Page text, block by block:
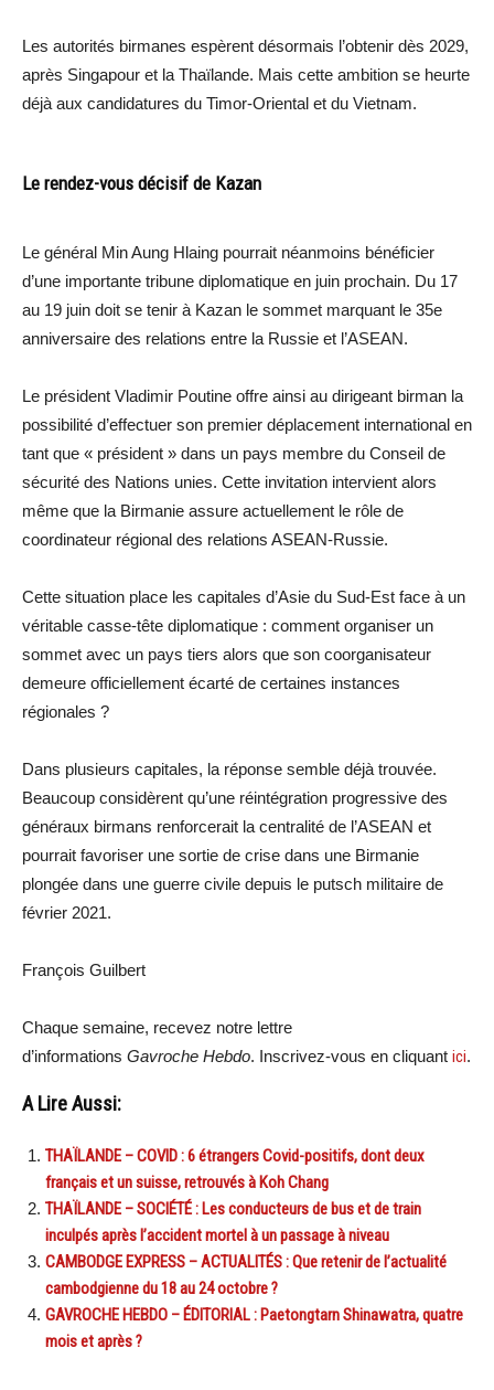
Les autorités birmanes espèrent désormais l’obtenir dès 2029,
après Singapour et la Thaïlande. Mais cette ambition se heurte
déjà aux candidatures du Timor-Oriental et du Vietnam.
Le rendez-vous décisif de Kazan
Le général Min Aung Hlaing pourrait néanmoins bénéficier
d’une importante tribune diplomatique en juin prochain. Du 17
au 19 juin doit se tenir à Kazan le sommet marquant le 35e
anniversaire des relations entre la Russie et l’ASEAN.
Le président Vladimir Poutine offre ainsi au dirigeant birman la
possibilité d’effectuer son premier déplacement international en
tant que « président » dans un pays membre du Conseil de
sécurité des Nations unies. Cette invitation intervient alors
même que la Birmanie assure actuellement le rôle de
coordinateur régional des relations ASEAN-Russie.
Cette situation place les capitales d’Asie du Sud-Est face à un
véritable casse-tête diplomatique : comment organiser un
sommet avec un pays tiers alors que son coorganisateur
demeure officiellement écarté de certaines instances
régionales ?
Dans plusieurs capitales, la réponse semble déjà trouvée.
Beaucoup considèrent qu’une réintégration progressive des
généraux birmans renforcerait la centralité de l’ASEAN et
pourrait favoriser une sortie de crise dans une Birmanie
plongée dans une guerre civile depuis le putsch militaire de
février 2021.
François Guilbert
Chaque semaine, recevez notre lettre
d’informations Gavroche Hebdo. Inscrivez-vous en cliquant ici.
A Lire Aussi:
THAÏLANDE – COVID : 6 étrangers Covid-positifs, dont deux
français et un suisse, retrouvés à Koh Chang
THAÏLANDE – SOCIÉTÉ : Les conducteurs de bus et de train
inculpés après l’accident mortel à un passage à niveau
CAMBODGE EXPRESS – ACTUALITÉS : Que retenir de l’actualité
cambodgienne du 18 au 24 octobre ?
GAVROCHE HEBDO – ÉDITORIAL : Paetongtarn Shinawatra, quatre
mois et après ?